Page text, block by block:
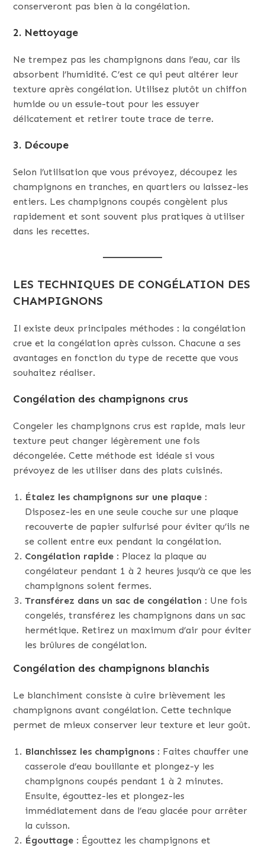
conserveront pas bien à la congélation.
2. Nettoyage
Ne trempez pas les champignons dans l’eau, car ils
absorbent l’humidité. C’est ce qui peut altérer leur
texture après congélation. Utilisez plutôt un chiffon
humide ou un essuie-tout pour les essuyer
délicatement et retirer toute trace de terre.
3. Découpe
Selon l’utilisation que vous prévoyez, découpez les
champignons en tranches, en quartiers ou laissez-les
entiers. Les champignons coupés congèlent plus
rapidement et sont souvent plus pratiques à utiliser
dans les recettes.
LES TECHNIQUES DE CONGÉLATION DES
CHAMPIGNONS
Il existe deux principales méthodes : la congélation
crue et la congélation après cuisson. Chacune a ses
avantages en fonction du type de recette que vous
souhaitez réaliser.
Congélation des champignons crus
Congeler les champignons crus est rapide, mais leur
texture peut changer légèrement une fois
décongelée. Cette méthode est idéale si vous
prévoyez de les utiliser dans des plats cuisinés.
Étalez les champignons sur une plaque :
Disposez-les en une seule couche sur une plaque
recouverte de papier sulfurisé pour éviter qu’ils ne
se collent entre eux pendant la congélation.
Congélation rapide : Placez la plaque au
congélateur pendant 1 à 2 heures jusqu’à ce que les
champignons soient fermes.
Transférez dans un sac de congélation : Une fois
congelés, transférez les champignons dans un sac
hermétique. Retirez un maximum d’air pour éviter
les brûlures de congélation.
Congélation des champignons blanchis
Le blanchiment consiste à cuire brièvement les
champignons avant congélation. Cette technique
permet de mieux conserver leur texture et leur goût.
Blanchissez les champignons : Faites chauffer une
casserole d’eau bouillante et plongez-y les
champignons coupés pendant 1 à 2 minutes.
Ensuite, égouttez-les et plongez-les
immédiatement dans de l’eau glacée pour arrêter
la cuisson.
Égouttage : Égouttez les champignons et